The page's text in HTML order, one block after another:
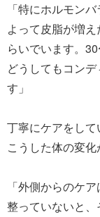
「特にホルモン
よって皮脂が増
らいでいます。
どうしてもコン
す」
丁寧にケアをして
こうした体の変化
「外側からのケ
整っていないと